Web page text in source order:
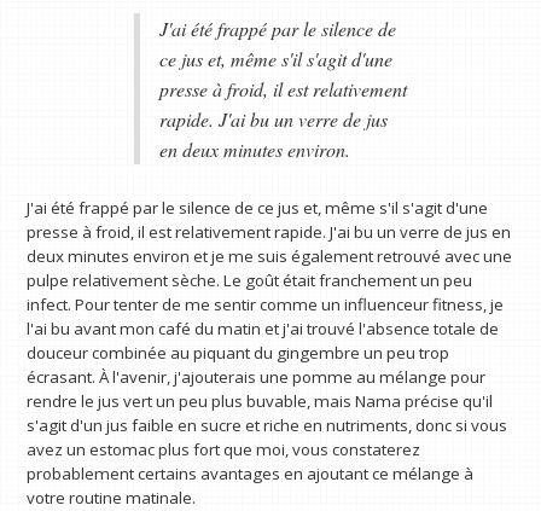
J'ai été frappé par le silence de
ce jus et, même s'il s'agit d'une
presse à froid, il est relativement
rapide. J'ai bu un verre de jus
en deux minutes environ.
J'ai été frappé par le silence de ce jus et, même s'il s'agit d'une
presse à froid, il est relativement rapide. J'ai bu un verre de jus en
deux minutes environ et je me suis également retrouvé avec une
pulpe relativement sèche. Le goût était franchement un peu
infect. Pour tenter de me sentir comme un influenceur fitness, je
l'ai bu avant mon café du matin et j'ai trouvé l'absence totale de
douceur combinée au piquant du gingembre un peu trop
écrasant. À l'avenir, j'ajouterais une pomme au mélange pour
rendre le jus vert un peu plus buvable, mais Nama précise qu'il
s'agit d'un jus faible en sucre et riche en nutriments, donc si vous
avez un estomac plus fort que moi, vous constaterez
probablement certains avantages en ajoutant ce mélange à
votre routine matinale.